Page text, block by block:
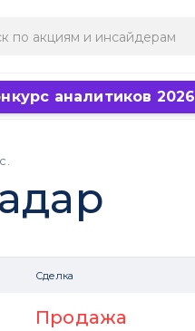
аналитиков 2026
Сделка
Продажа